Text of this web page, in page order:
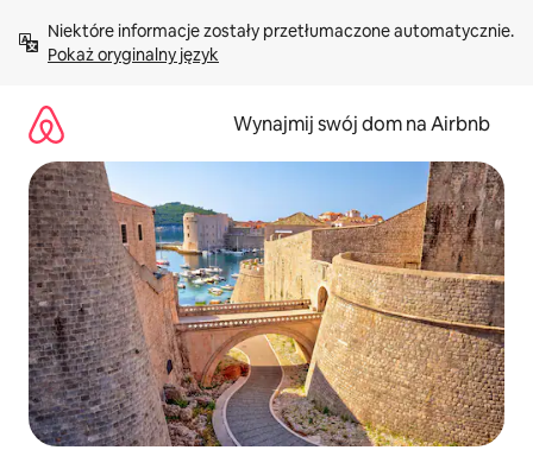
treści Pokaż oryginalny język
Wynajmij swój dom na Airbnb